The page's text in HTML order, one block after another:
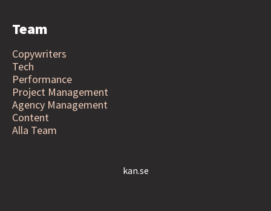
Team
Copywriters
Tech
Performance
Project Management
Agency Management
Content
Alla Team
kan.se